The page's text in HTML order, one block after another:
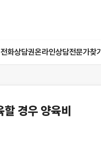
화상담권온라인상담전문가찾기
경우 양육비